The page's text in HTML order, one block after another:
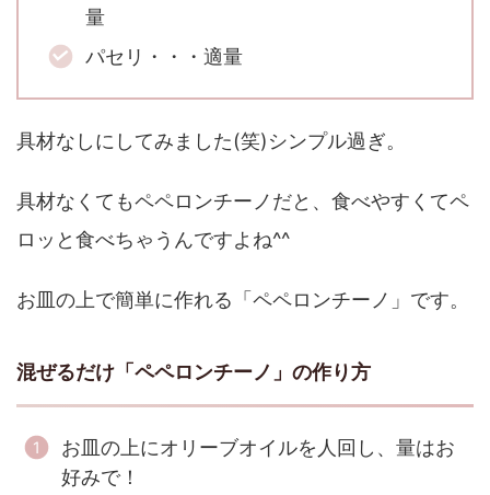
量
パセリ・・・適量
具材なしにしてみました(笑)シンプル過ぎ。
具材なくてもペペロンチーノだと、食べやすくてペ
ロッと食べちゃうんですよね^^
お皿の上で簡単に作れる「ペペロンチーノ」です。
混ぜるだけ「ペペロンチーノ」の作り方
お皿の上にオリーブオイルを人回し、量はお
好みで！